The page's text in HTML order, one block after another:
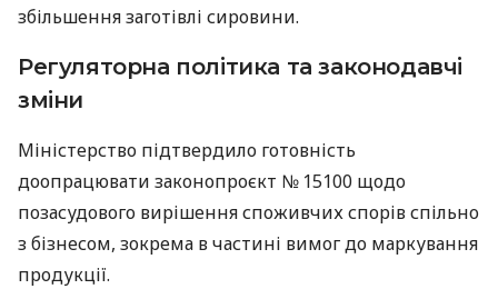
збільшення заготівлі сировини.
Регуляторна політика та законодавчі
зміни
Міністерство підтвердило готовність
доопрацювати законопроєкт № 15100 щодо
позасудового вирішення споживчих спорів спільно
з бізнесом, зокрема в частині вимог до маркування
продукції.